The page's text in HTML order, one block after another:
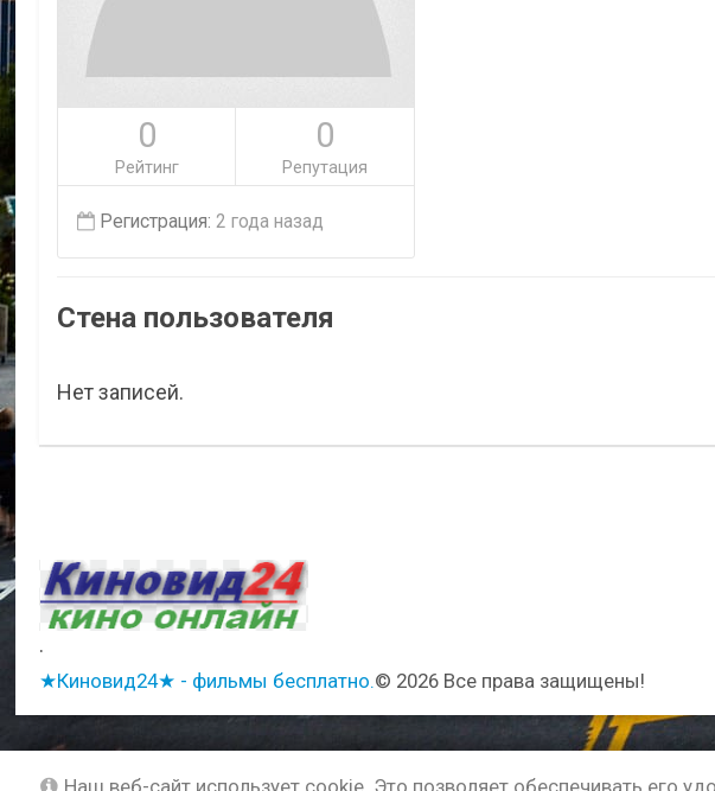
0
Рейтинг
0
Репутация
Регистрация: 2 года назад
Стена пользователя
Нет записей.
.
★Киновид24★ - фильмы бесплатно.© 2026 Все права защищены!
Наш веб-сайт использует cookie. Это позволяет обеспечивать его